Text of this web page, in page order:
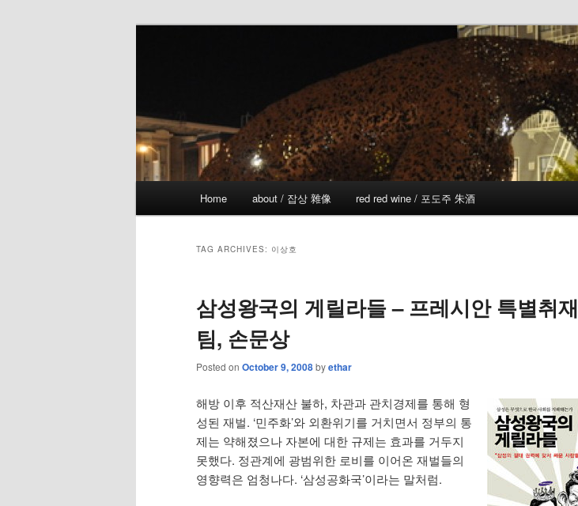
Home about / 잡상 雜像 red red wine / 포도주 朱酒
TAG ARCHIVES: 이상호
삼성왕국의 게릴라들 – 프레시안 특별취재
팀, 손문상
Posted on October 9, 2008byethar
해방 이후 적산재산 불하, 차관과 관치경제를 통해 형
성된 재벌. ‘민주화’와 외환위기를 거치면서 정부의 통
제는 약해졌으나 자본에 대한 규제는 효과를 거두지
못했다. 정관계에 광범위한 로비를 이어온 재벌들의
영향력은 엄청나다. ‘삼성공화국’이라는 말처럼.